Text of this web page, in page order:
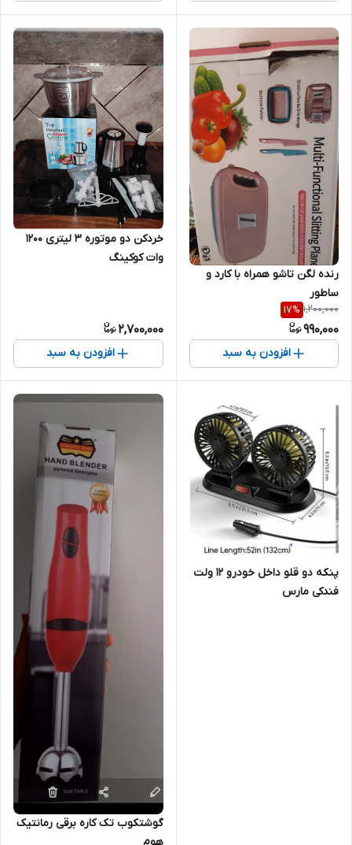
رنده لگن تاشو همراه با کارد و
ساطور
1,200,000
17%
990,000
افزودن به سبد
خردکن دو موتوره ۳ لیتری ۱۲۰۰
وات کوکینگ
2,700,000
افزودن به سبد
پنکه دو قلو داخل خودرو ۱۲ ولت
فندکی مارس
گوشتکوب تک کاره برقی رمانتیک
هوم